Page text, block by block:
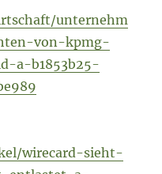
unternehm
von-kpmg-
a-b1853b25-
wirecard-sieht-